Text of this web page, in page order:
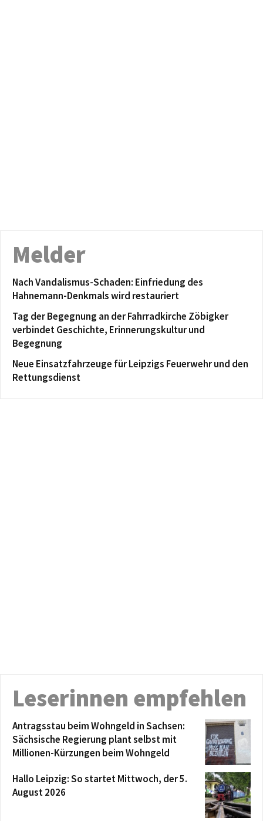
Melder
Nach Vandalismus-Schaden: Einfriedung des
Hahnemann-Denkmals wird restauriert
Tag der Begegnung an der Fahrradkirche Zöbigker
verbindet Geschichte, Erinnerungskultur und
Begegnung
Neue Einsatzfahrzeuge für Leipzigs Feuerwehr und den
Rettungsdienst
Leserinnen empfehlen
Antragsstau beim Wohngeld in Sachsen:
Sächsische Regierung plant selbst mit
Millionen-Kürzungen beim Wohngeld
Hallo Leipzig: So startet Mittwoch, der 5.
August 2026